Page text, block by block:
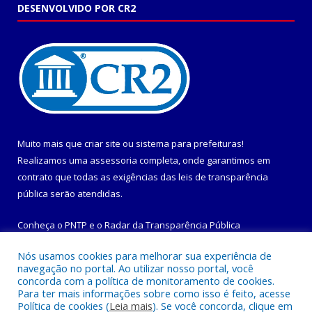
DESENVOLVIDO POR CR2
Muito mais que criar site ou sistema para prefeituras!
Realizamos uma assessoria completa, onde garantimos em
contrato que todas as exigências das leis de transparência
pública serão atendidas.
Conheça o PNTP e o Radar da Transparência Pública
Todos os direitos reservados a Prefeitura Municipal de
Nós usamos cookies para melhorar sua experiência de
navegação no portal. Ao utilizar nosso portal, você
concorda com a política de monitoramento de cookies.
Para ter mais informações sobre como isso é feito, acesse
Política de cookies (Leia mais). Se você concorda, clique em